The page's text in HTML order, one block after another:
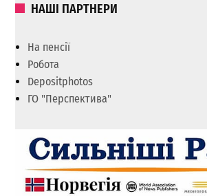
НАШІ ПАРТНЕРИ
На пенсії
Робота
Depositphotos
ГО "Перспектива"